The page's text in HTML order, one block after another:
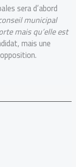
sera d’abord
municipal
mais qu’elle est
mais une